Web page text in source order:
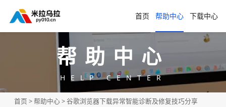
首页 帮助中心 下载中心
帮助中心
HELP CENTER
首页 >帮助中心> 谷歌浏览器下载异常智能诊断及修复技巧分享